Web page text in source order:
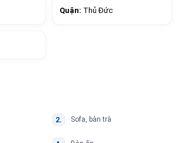
Quận: Thủ Đức
Sofa, bàn trà